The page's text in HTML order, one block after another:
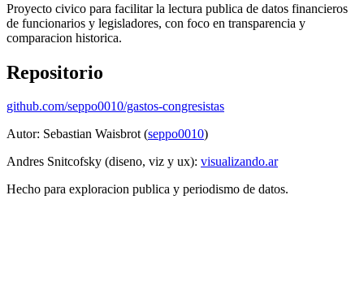
Proyecto civico para facilitar la lectura publica de datos financieros
de funcionarios y legisladores, con foco en transparencia y
comparacion historica.
Repositorio
github.com/seppo0010/gastos-congresistas
Autor: Sebastian Waisbrot (seppo0010)
Andres Snitcofsky (diseno, viz y ux): visualizando.ar
Hecho para exploracion publica y periodismo de datos.